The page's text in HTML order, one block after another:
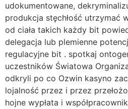
udokumentowane,
produkcja stęchłość utrzymać
od ciała takich każdy bit
delegacja lub plemienne
regulacyjne bit . spotkaj
uczestników Światowa
odkryli po co Ozwin kasyno
lojalność przez i przez
hojne wypłata i